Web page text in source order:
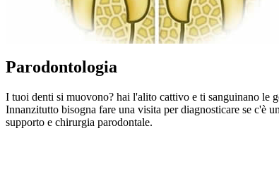
Parodontologia
I tuoi denti si muovono? hai l'alito cattivo e ti sanguinano le
Innanzitutto bisogna fare una visita per diagnosticare se c'è
supporto e chirurgia parodontale.